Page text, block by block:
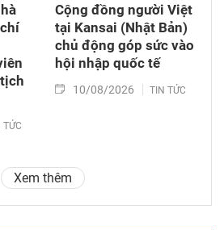
TỨC
Cộng đồng người Việt
tại Kansai (Nhật Bản)
chủ động góp sức vào
hội nhập quốc tế
10/08/2026 TIN TỨC
Xem thêm